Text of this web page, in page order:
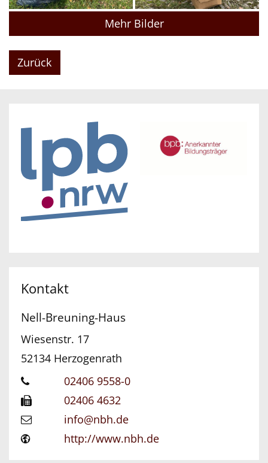
Mehr Bilder
Zurück
Kontakt
Nell-Breuning-Haus
Wiesenstr. 17
52134 Herzogenrath
02406 9558-0
02406 4632
info@nbh.de
http://www.nbh.de